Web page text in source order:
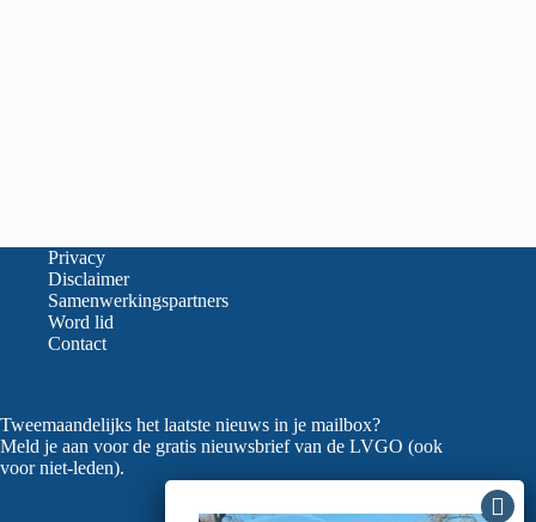
Privacy
Disclaimer
Samenwerkingspartners
Word lid
Contact
Tweemaandelijks het laatste nieuws in je mailbox?
Meld je aan voor de gratis nieuwsbrief van de LVGO (ook
voor niet-leden).